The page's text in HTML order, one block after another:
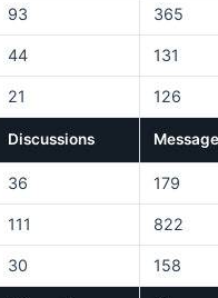
93 365
44 131
21 126
Discussions
36 179
111 822
30 158